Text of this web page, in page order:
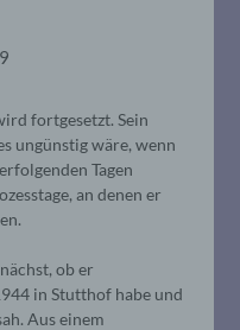
fortgesetzt. Sein
ungünstig wäre, wenn
Tagen
an denen er
ob er
in Stutthof habe und
Aus einem